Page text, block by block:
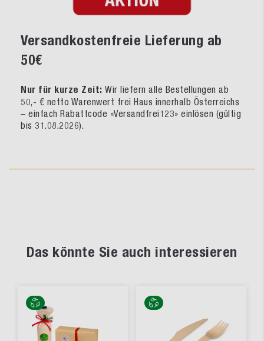
Versandkostenfreie Lieferung ab
50€
Nur für kurze Zeit: Wir liefern alle Bestellungen ab
50,- € netto Warenwert frei Haus innerhalb Österreichs
– einfach Rabattcode «Versandfrei123» einlösen (gültig
bis 31.08.2026).
Das könnte Sie auch interessieren